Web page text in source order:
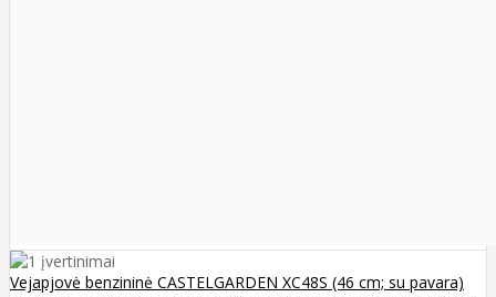
Vejapjovė benzininė CASTELGARDEN XC48S (46 cm; su pavara)